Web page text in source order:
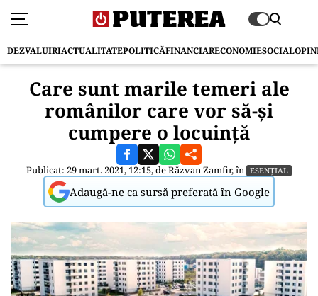
DEZVALUIRIACTUALITATEPOLITICĂFINANCIARECONOMIESOCIAL
Care sunt marile temeri ale
românilor care vor să-și
cumpere o locuință
Publicat: 29 mart. 2021, 12:15, deRăzvan Zamfir, în ESENȚIAL
Adaugă-ne ca sursă preferată în Google